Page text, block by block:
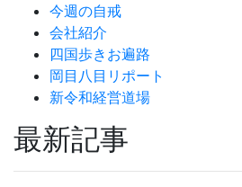
今週の自戒
会社紹介
四国歩きお遍路
岡目八目リポート
新令和経営道場
最新記事